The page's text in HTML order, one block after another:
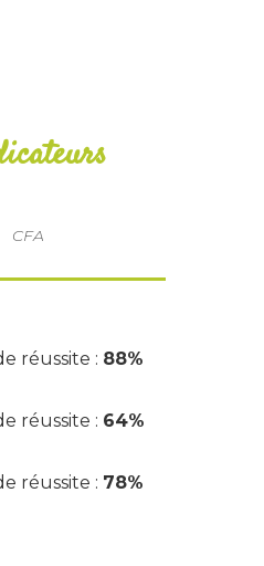
CFA
réussite : 88%
réussite : 64%
réussite : 78%